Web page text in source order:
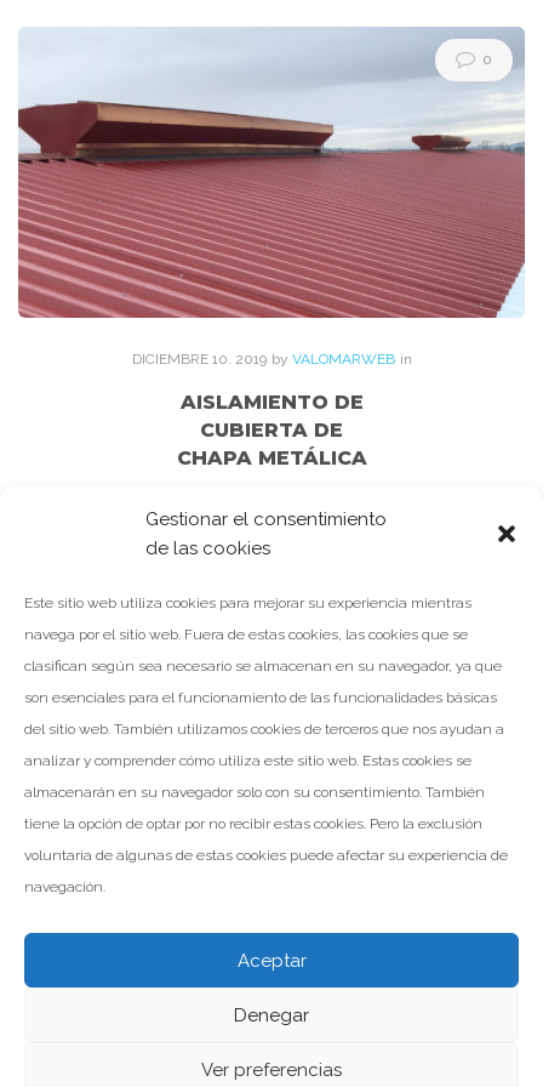
Gestionar el consentimiento
de las cookies
Este sitio web utiliza cookies para mejorar su experiencia mientras
navega por el sitio web. Fuera de estas cookies, las cookies que se
clasifican según sea necesario se almacenan en su navegador, ya que
son esenciales para el funcionamiento de las funcionalidades básicas
del sitio web. También utilizamos cookies de terceros que nos ayudan a
analizar y comprender cómo utiliza este sitio web. Estas cookies se
almacenarán en su navegador solo con su consentimiento. También
tiene la opción de optar por no recibir estas cookies. Pero la exclusión
voluntaria de algunas de estas cookies puede afectar su experiencia de
navegación.
Aceptar
Denegar
Ver preferencias
Etiqueta:
0
DICIEMBRE10. 2019 by VALOMARWEB in
AISLAMIENTO DE
CUBIERTA DE
CHAPA METÁLICA
que VALOMAR recomienda y ofrece a sus clientes para mejorar
Facebook Google+
Política de Privacidad